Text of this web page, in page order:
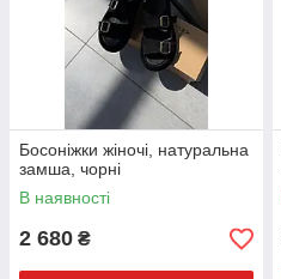
Босоніжки жіночі, натуральна
замша, чорні
В наявності
2 680 ₴